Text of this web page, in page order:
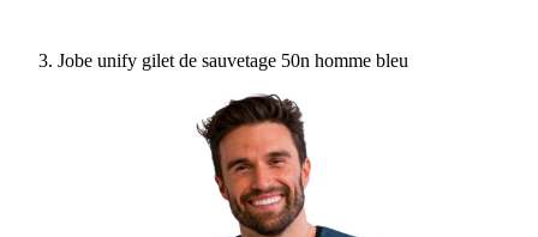
Jobe unify gilet de sauvetage 50n homme bleu